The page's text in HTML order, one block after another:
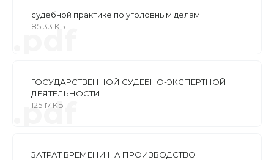
судебной практике по уголовным делам
85.33 КБ
.pdf
ГОСУДАРСТВЕННОЙ СУДЕБНО-ЭКСПЕРТНОЙ
ДЕЯТЕЛЬНОСТИ
125.17 КБ
.pdf
ЗАТРАТ ВРЕМЕНИ НА ПРОИЗВОДСТВО